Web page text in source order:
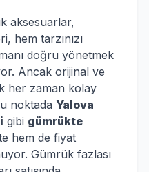
aksesuarlar,
hem tarzınızı
doğru yönetmek
Ancak orijinal ve
her zaman kolay
noktada Yalova
gibi gümrükte
hem de fiyat
Gümrük fazlası